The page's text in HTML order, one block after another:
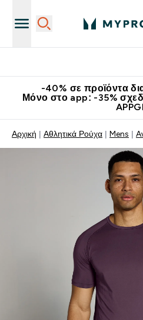
-40% σε προϊόντα
Μόνο στο app: -35%
Αρχική Αθλητικά Ρούχα Mens